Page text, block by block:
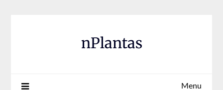
nPlantas
Menu